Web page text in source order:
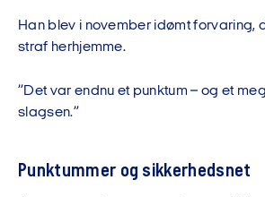
Han blev i november idømt forvaring,
straf herhjemme.
”Det var endnu et punktum – og et
slagsen.”
Punktummer og sikkerhedsnet